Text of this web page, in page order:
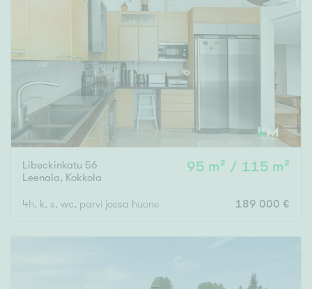
Libeckinkatu 56
Leenala, Kokkola
95 m² / 115 m²
4h, k, s, wc, parvi jossa huone tilaa sekä, at 189 000 €